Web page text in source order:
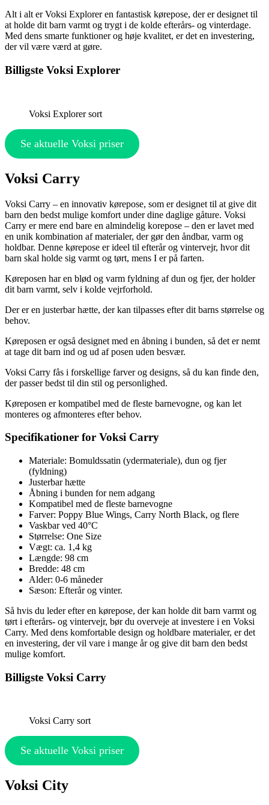
Alt i alt er Voksi Explorer en fantastisk kørepose, der er designet til
at holde dit barn varmt og trygt i de kolde efterårs- og vinterdage.
Med dens smarte funktioner og høje kvalitet, er det en investering,
der vil være værd at gøre.
Billigste Voksi Explorer
Voksi Explorer sort
Se aktuelle Voksi priser
Voksi Carry
Voksi Carry – en innovativ kørepose, som er designet til at give dit
barn den bedst mulige komfort under dine daglige gåture. Voksi
Carry er mere end bare en almindelig korepose – den er lavet med
en unik kombination af materialer, der gør den åndbar, varm og
holdbar. Denne kørepose er ideel til efterår og vintervejr, hvor dit
barn skal holde sig varmt og tørt, mens I er på farten.
Køreposen har en blød og varm fyldning af dun og fjer, der holder
dit barn varmt, selv i kolde vejrforhold.
Der er en justerbar hætte, der kan tilpasses efter dit barns størrelse og
behov.
Køreposen er også designet med en åbning i bunden, så det er nemt
at tage dit barn ind og ud af posen uden besvær.
Voksi Carry fås i forskellige farver og designs, så du kan finde den,
der passer bedst til din stil og personlighed.
Køreposen er kompatibel med de fleste barnevogne, og kan let
monteres og afmonteres efter behov.
Specifikationer for Voksi Carry
Materiale: Bomuldssatin (ydermateriale), dun og fjer
(fyldning)
Justerbar hætte
Åbning i bunden for nem adgang
Kompatibel med de fleste barnevogne
Farver: Poppy Blue Wings, Carry North Black, og flere
Vaskbar ved 40°C
Størrelse: One Size
Vægt: ca. 1,4 kg
Længde: 98 cm
Bredde: 48 cm
Alder: 0-6 måneder
Sæson: Efterår og vinter.
Så hvis du leder efter en kørepose, der kan holde dit barn varmt og
tørt i efterårs- og vintervejr, bør du overveje at investere i en Voksi
Carry. Med dens komfortable design og holdbare materialer, er det
en investering, der vil vare i mange år og give dit barn den bedst
mulige komfort.
Billigste Voksi Carry
Voksi Carry sort
Se aktuelle Voksi priser
Voksi City